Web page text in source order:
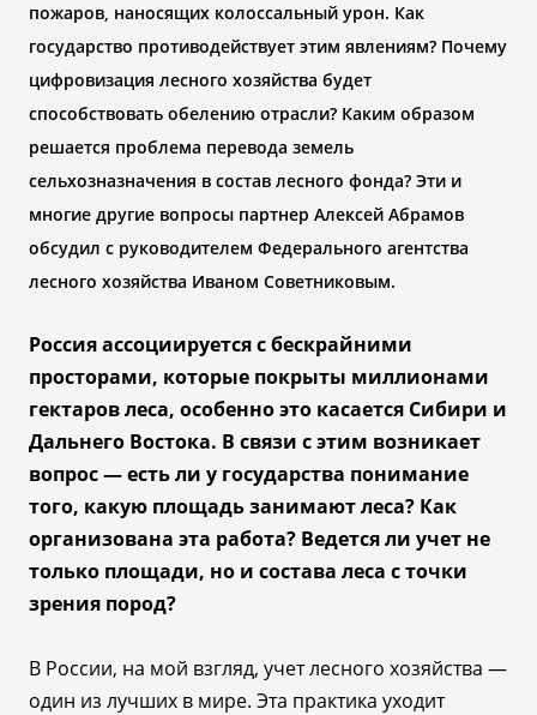
пожаров, наносящих колоссальный урон. Как
государство противодействует этим явлениям? Почему
цифровизация лесного хозяйства будет
способствовать обелению отрасли? Каким образом
решается проблема перевода земель
сельхозназначения в состав лесного фонда? Эти и
многие другие вопросы партнер Алексей Абрамов
обсудил с руководителем Федерального агентства
лесного хозяйства Иваном Советниковым.
Россия ассоциируется с бескрайними
просторами, которые покрыты миллионами
гектаров леса, особенно это касается Сибири и
Дальнего Востока. В связи с этим возникает
вопрос—есть ли у государства понимание
того, какую площадь занимают леса? Как
организована эта работа? Ведется ли учет не
только площади, но и состава леса с точки
зрения пород?
В России, на мой взгляд, учет лесного хозяйства —
один из лучших в мире. Эта практика уходит